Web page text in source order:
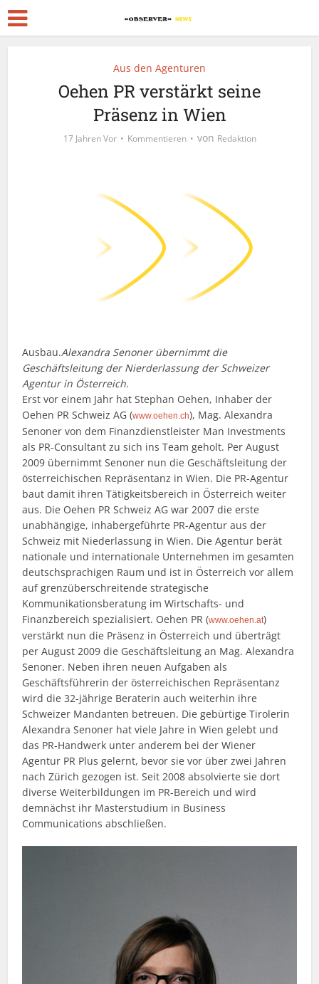
Aus den Agenturen
Oehen PR verstärkt seine
Präsenz in Wien
17 Jahren Vor Kommentieren von Redaktion
Ausbau.Alexandra Senoner übernimmt die
Geschäftsleitung der Nierderlassung der Schweizer
Agentur in Österreich.
Erst vor einem Jahr hat Stephan Oehen, Inhaber der
Oehen PR Schweiz AG (www.oehen.ch), Mag. Alexandra
Senoner von dem Finanzdienstleister Man Investments
als PR-Consultant zu sich ins Team geholt. Per August
2009 übernimmt Senoner nun die Geschäftsleitung der
österreichischen Repräsentanz in Wien. Die PR-Agentur
baut damit ihren Tätigkeitsbereich in Österreich weiter
aus. Die Oehen PR Schweiz AG war 2007 die erste
unabhängige, inhabergeführte PR-Agentur aus der
Schweiz mit Niederlassung in Wien. Die Agentur berät
nationale und internationale Unternehmen im gesamten
deutschsprachigen Raum und ist in Österreich vor allem
auf grenzüberschreitende strategische
Kommunikationsberatung im Wirtschafts- und
Finanzbereich spezialisiert. Oehen PR (www.oehen.at)
verstärkt nun die Präsenz in Österreich und überträgt
per August 2009 die Geschäftsleitung an Mag. Alexandra
Senoner. Neben ihren neuen Aufgaben als
Geschäftsführerin der österreichischen Repräsentanz
wird die 32-jährige Beraterin auch weiterhin ihre
Schweizer Mandanten betreuen. Die gebürtige Tirolerin
Alexandra Senoner hat viele Jahre in Wien gelebt und
das PR-Handwerk unter anderem bei der Wiener
Agentur PR Plus gelernt, bevor sie vor über zwei Jahren
nach Zürich gezogen ist. Seit 2008 absolvierte sie dort
diverse Weiterbildungen im PR-Bereich und wird
demnächst ihr Masterstudium in Business
Communications abschließen.